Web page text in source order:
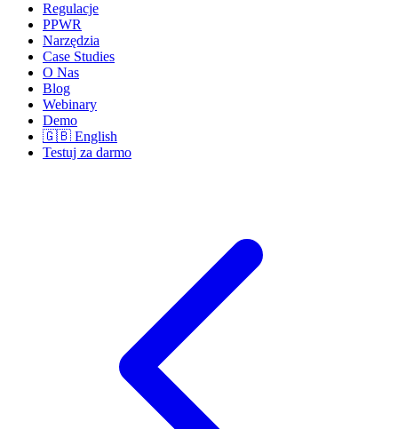
Regulacje
PPWR
Narzędzia
Case Studies
O Nas
Blog
Webinary
Demo
🇬🇧 English
Testuj za darmo